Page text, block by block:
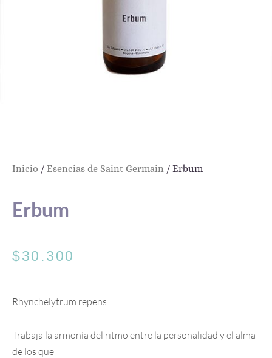
Inicio / Esencias de Saint Germain / Erbum
Erbum
$30.300
Rhynchelytrum repens
Trabaja la armonía del ritmo entre la personalidad y el alma
de los que